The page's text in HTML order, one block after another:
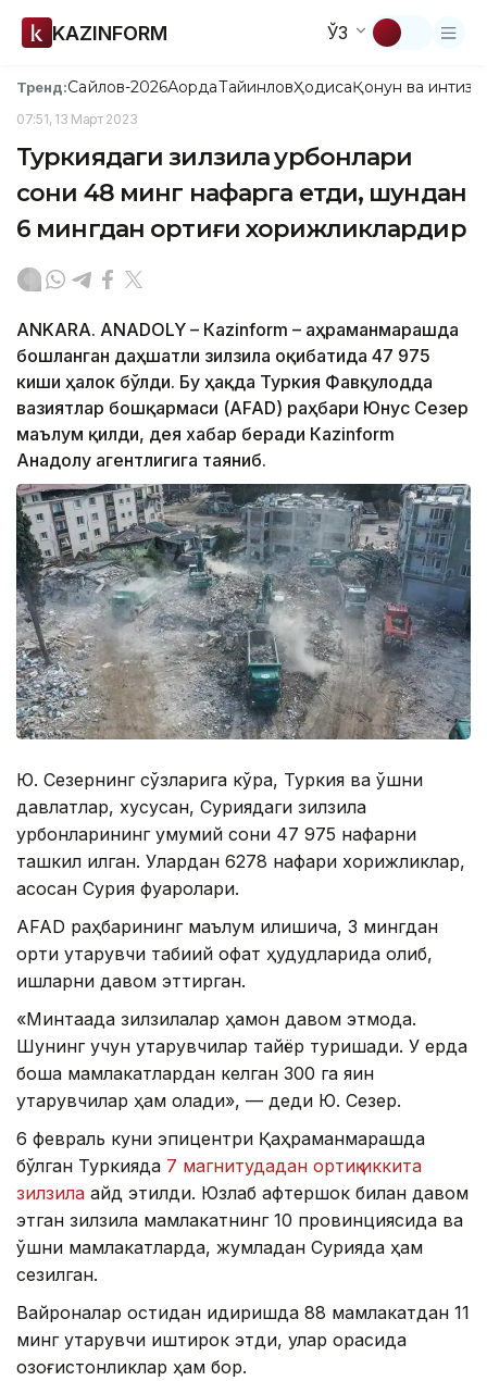
KAZINFORM ЎЗ
Тренд:Сайлов-2026АқордаТайинловҲодисаҚонун ва
07:51, 13 Март 2023
Туркиядаги зилзила қурбонлари
сони 48 минг нафарга етди, шундан
6 мингдан ортиғи хорижликлардир
АNKARA. АNADOLY – Кazinform – Қаҳраманмарашда
бошланган даҳшатли зилзила оқибатида 47 975
киши ҳалок бўлди. Бу ҳақда Туркия Фавқулодда
вазиятлар бошқармаси (AFAD) раҳбари Юнус Сезер
маълум қилди, дея хабар беради Кazinform
Анадолу агентлигига таяниб.
Ю. Сезернинг сўзларига кўра, Туркия ва қўшни
давлатлар, хусусан, Суриядаги зилзила
қурбонларининг умумий сони 47 975 нафарни
ташкил қилган. Улардан 6278 нафари хорижликлар,
асосан Сурия фуқаролари.
AFAD раҳбарининг маълум қилишича, 3 мингдан
ортиқ қутқарувчи табиий офат ҳудудларида қолиб,
ишларни давом эттирган.
«Минтақада зилзилалар ҳамон давом этмоқда.
Шунинг учун қутқарувчилар тайёр туришади. У ерда
бошқа мамлакатлардан келган 300 га яқин
қутқарувчилар ҳам қолади», — деди Ю. Сезер.
6 февраль куни эпицентри Қаҳраманмарашда
бўлган Туркияда 7 магнитудадан ортиқ иккита
зилзила қайд этилди. Юзлаб афтершок билан давом
этган зилзила мамлакатнинг 10 провинциясида ва
қўшни мамлакатларда, жумладан Сурияда ҳам
сезилган.
Вайроналар остидан қидиришда 88 мамлакатдан 11
минг қутқарувчи иштирок этди, улар орасида
қозоғистонликлар ҳам бор.